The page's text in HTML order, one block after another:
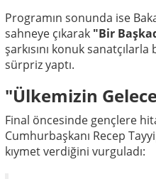
Programın sonunda ise
sahneye çıkarak "Bir
şarkısını konuk
sürpriz yaptı.
"Ülkemizin
Final öncesinde gençlere
Cumhurbaşkanı Recep
kıymet verdiğini vurguladı: